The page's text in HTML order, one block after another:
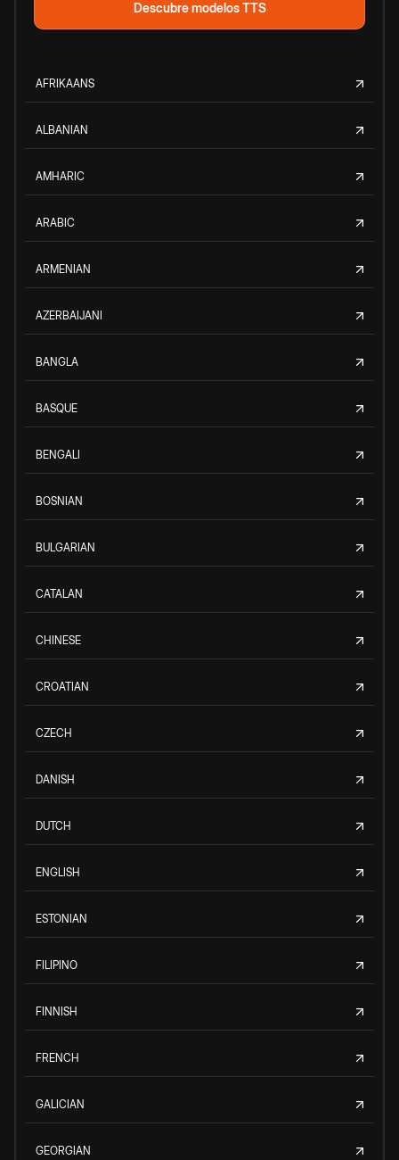
Descubre modelos TTS
AFRIKAANS
ALBANIAN
AMHARIC
ARABIC
ARMENIAN
AZERBAIJANI
BANGLA
BASQUE
BENGALI
BOSNIAN
BULGARIAN
CATALAN
CHINESE
CROATIAN
CZECH
DANISH
DUTCH
ENGLISH
ESTONIAN
FILIPINO
FINNISH
FRENCH
GALICIAN
GEORGIAN